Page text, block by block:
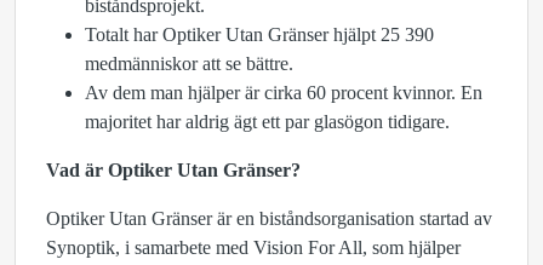
biståndsprojekt.
Totalt har Optiker Utan Gränser hjälpt 25 390
medmänniskor att se bättre.
Av dem man hjälper är cirka 60 procent kvinnor. En
majoritet har aldrig ägt ett par glasögon tidigare.
Vad är Optiker Utan Gränser?
Optiker Utan Gränser är en biståndsorganisation startad av
Synoptik, i samarbete med Vision For All, som hjälper